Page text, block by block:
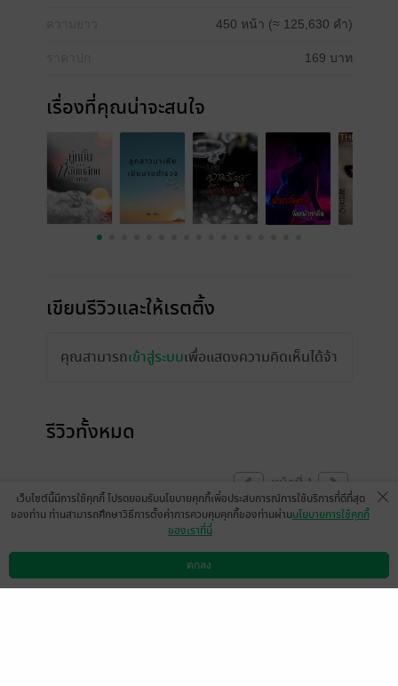
450 หน้า (≈ 125,630 คำ)
169 บาท
เรื่องที่คุณน่าจะสนใจ
เขียนรีวิวและให้เรตติ้ง
คุณสามารถเข้าสู่ระบบเพื่อแสดงความคิดเห็นได้จ้า
รีวิวทั้งหมด
หน้าที่ 1
ดาวน์โหลดแอป วิธีการใช้งาน ติดต่อเรา
เว็บไซต์นี้มีการใช้คุกกี้ โปรดยอมรับนโยบายคุกกี้เพื่อประสบการณ์การใช้บริการที่ดีที่สุด
ของท่าน ท่านสามารถศึกษาวิธีการตั้งค่าการควบคุมคุกกี้ของท่านผ่านนโยบายการใช้คุกกี้
ของเราที่นี่
ตกลง